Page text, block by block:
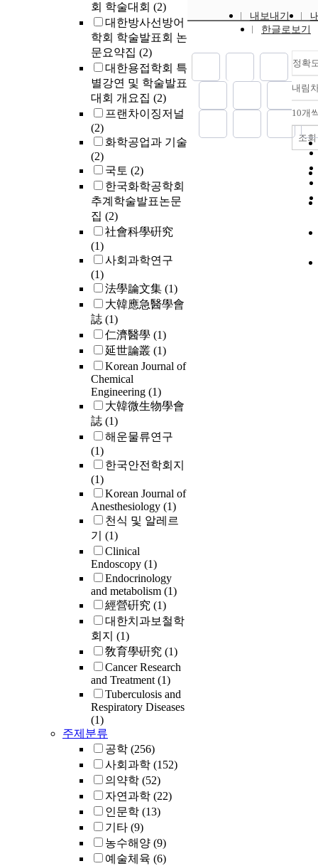
회 학술대회 (2)
대한방사선방어
학회 학술발표회 논
문요약집 (2)
대한용접학회 특
별강연 및 학술발표
대회 개요집 (2)
프랜차이징저널
(2)
화학공업과 기술
(2)
국토 (2)
한국화학공학회
추계학술발표논문
집 (2)
社會科學硏究
(1)
사회과학연구
(1)
法學論文集 (1)
大韓應急醫學會
誌 (1)
仁濟醫學 (1)
延世論叢 (1)
Korean Journal of
Chemical
Engineering (1)
大韓微生物學會
誌 (1)
해운물류연구
(1)
한국안전학회지
(1)
Korean Journal of
Anesthesiology (1)
천식 및 알레르
기 (1)
Clinical
Endoscopy (1)
Endocrinology
and metabolism (1)
經營硏究 (1)
대한치과보철학
회지 (1)
敎育學硏究 (1)
Cancer Research
and Treatment(1)
Tuberculosis and
Respiratory Diseases
(1)
주제분류
공학 (256)
사회과학 (152)
의약학 (52)
자연과학 (22)
인문학 (13)
기타 (9)
농수해양 (9)
예술체육 (6)
내보내기
한글로보기
정확
내림
10개
조회